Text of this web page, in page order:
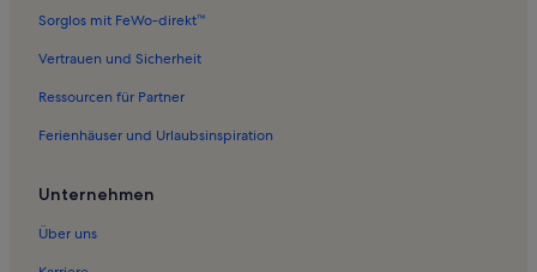
Ferienwohnungen in Bargebur
Ferienwohnungen in Norddeich
Ferienwohnungen in Mittelmarsch
Sorglos mit FeWo-direkt™
Vertrauen und Sicherheit
Ressourcen für Partner
Ferienhäuser und Urlaubsinspiration
Unternehmen
Über uns